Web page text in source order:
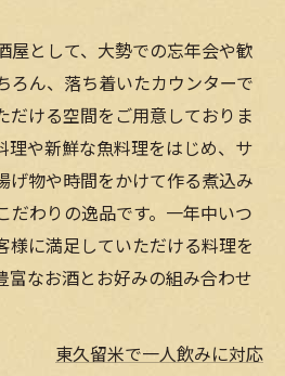
屋として、大勢での忘年会や歓
ろん、落ち着いたカウンターで
だける空間をご用意しておりま
理や新鮮な魚料理をはじめ、サ
げ物や時間をかけて作る煮込み
だわりの逸品です。一年中いつ
様に満足していただける料理を
富なお酒とお好みの組み合わせ
東久留米で一人飲みに対応